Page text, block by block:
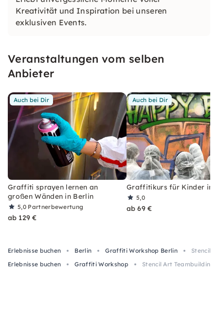
Kreativität und Inspiration bei unseren
exklusiven Events.
Veranstaltungen vom selben
Anbieter
Auch bei Dir
Graffiti sprayen lernen an
großen Wänden in Berlin
5,0 Partnerbewertung
ab 129 €
Auch bei Dir
Graffitikurs für Kinder in
5,0
ab 69 €
Erlebnisse buchen Berlin Graffiti Workshop Berlin
Stencil
Erlebnisse buchen
Graffiti Workshop Stencil Art